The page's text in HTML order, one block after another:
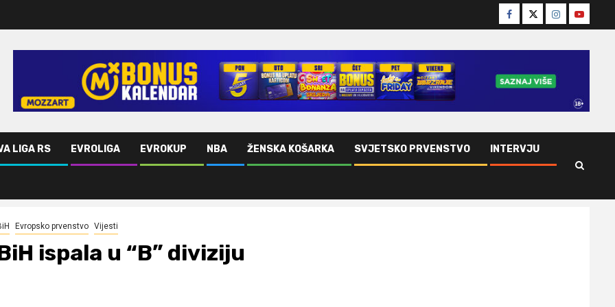
Facebook
TwitterInstagram
Youtube
LIGA RS EVROLIGA EVROKUP NBA ŽENSKA KOŠARKA SVJETSKO PRVENSTVO INTERVJU
Evropsko prvenstvo Vijesti
ispala u “B” diviziju